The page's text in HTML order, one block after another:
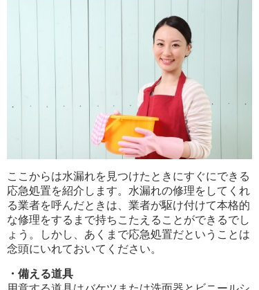
ここからは水漏れを見つけたときにすぐにできる
応急処置を紹介します。水漏れの修理をしてくれ
る業者を呼んだときは、業者が駆け付けて本格的
な修理をするまで持ちこたえることができるでし
ょう。しかし、あくまで応急処置だということは
念頭にいれておいてください。
・備える道具